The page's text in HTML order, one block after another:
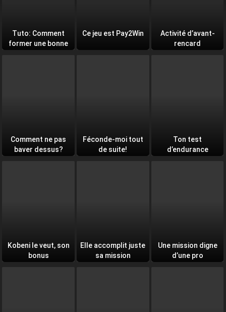
Tuto: Comment
former une bonne
Ce jeu est Pay2Win
Activité d’avant-
rencard
Comment ne pas
baver dessus?
Féconde-moi tout
de suite!
Ton test
d’endurance
Kobeni le veut, son
bonus
Elle accomplit juste
sa mission
Une mission digne
d’une pro